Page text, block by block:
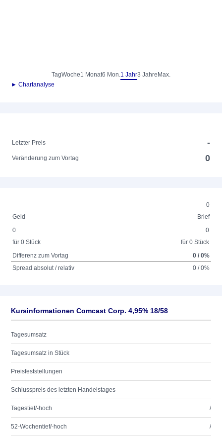
TagWoche1 Monat6 Mon.1 Jahr3 Jahre Max.
► Chartanalyse
-
Letzter Preis
-
Veränderung zum Vortag 0
0
Geld
Brief
0
für 0 Stück
0
für 0 Stück
Differenz zum Vortag
0 / 0%
Spread absolut / relativ
0 / 0%
Kursinformationen Comcast Corp. 4,95% 18/58
Tagesumsatz
Tagesumsatz in Stück
Preisfeststellungen
Schlusspreis des letzten Handelstages
Tagestief/-hoch /
52-Wochentief/-hoch /